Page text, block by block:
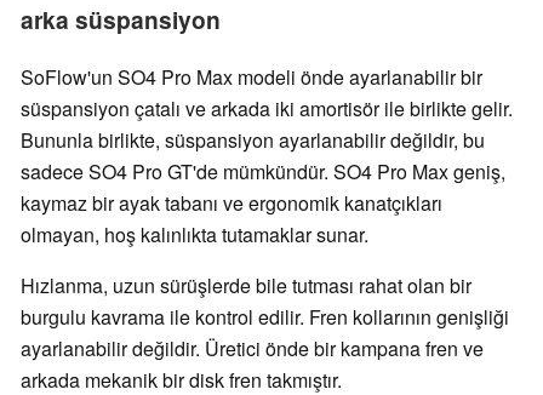
arka süspansiyon
SoFlow'un SO4 Pro Max modeli önde ayarlanabilir bir
süspansiyon çatalı ve arkada iki amortisör ile birlikte gelir.
Bununla birlikte, süspansiyon ayarlanabilir değildir, bu
sadece SO4 Pro GT'de mümkündür. SO4 Pro Max geniş,
kaymaz bir ayak tabanı ve ergonomik kanatçıkları
olmayan, hoş kalınlıkta tutamaklar sunar.
Hızlanma, uzun sürüşlerde bile tutması rahat olan bir
burgulu kavrama ile kontrol edilir. Fren kollarının genişliği
ayarlanabilir değildir. Üretici önde bir kampana fren ve
arkada mekanik bir disk fren takmıştır.